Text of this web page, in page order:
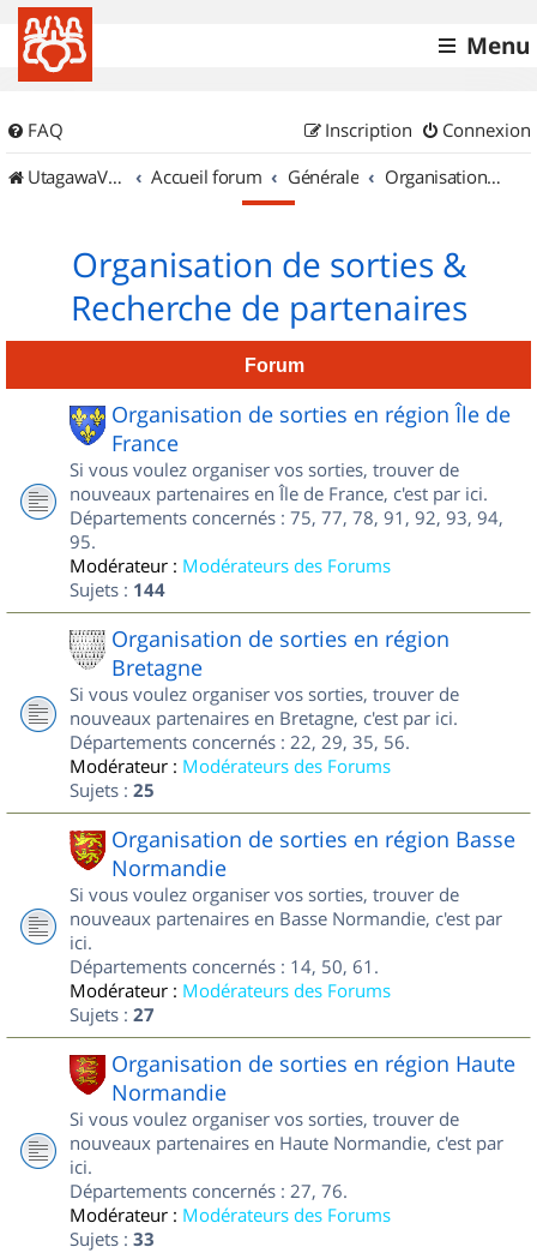
Menu
FAQ Connexion
Inscription
UtagawaVTT (Randos VTT et VTTAE avec traces GPS)
Accueil forum Générale Organisation de sorties & Recherche de partenaires
Organisation de sorties &
Recherche de partenaires
Forum
Organisation de sorties en région Île de
France
Si vous voulez organiser vos sorties, trouver de
nouveaux partenaires en Île de France, c'est par ici.
Départements concernés : 75, 77, 78, 91, 92, 93, 94,
95.
Modérateur : Modérateurs des Forums
Sujets : 144
Organisation de sorties en région
Bretagne
Si vous voulez organiser vos sorties, trouver de
nouveaux partenaires en Bretagne, c'est par ici.
Départements concernés : 22, 29, 35, 56.
Modérateur : Modérateurs des Forums
Sujets : 25
Organisation de sorties en région Basse
Normandie
Si vous voulez organiser vos sorties, trouver de
nouveaux partenaires en Basse Normandie, c'est par
ici.
Départements concernés : 14, 50, 61.
Modérateur : Modérateurs des Forums
Sujets : 27
Organisation de sorties en région Haute
Normandie
Si vous voulez organiser vos sorties, trouver de
nouveaux partenaires en Haute Normandie, c'est par
ici.
Départements concernés : 27, 76.
Modérateur : Modérateurs des Forums
Sujets : 33